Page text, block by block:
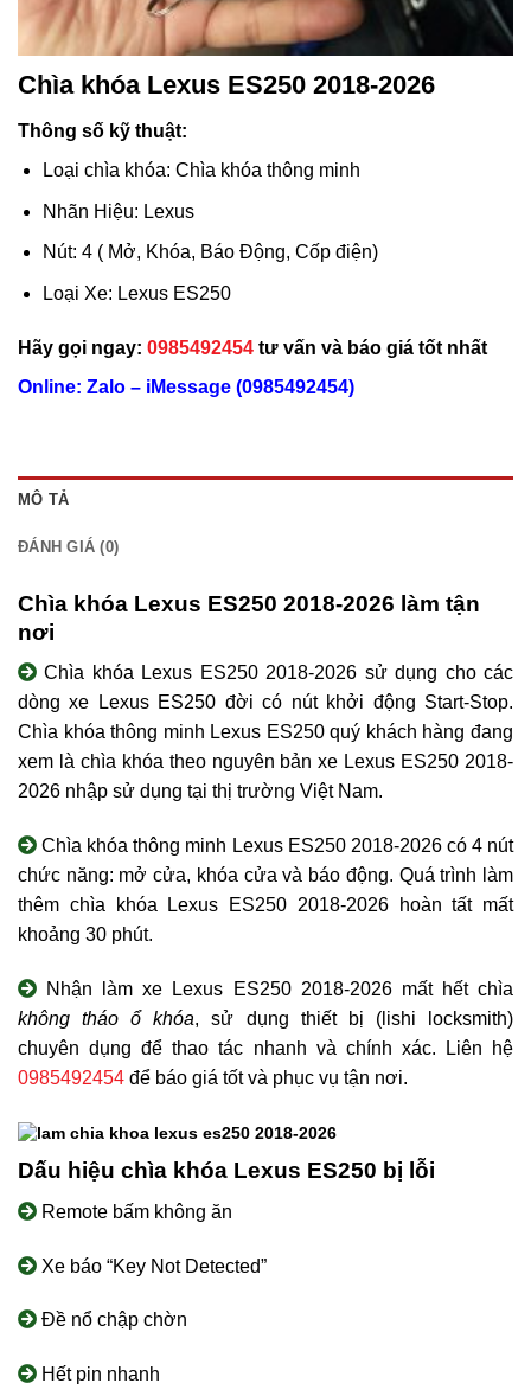
Chìa khóa Lexus ES250 2018-2026
Thông số kỹ thuật:
Loại chìa khóa: Chìa khóa thông minh
Nhãn Hiệu: Lexus
Nút: 4 ( Mở, Khóa, Báo Động, Cốp điện)
Loại Xe: Lexus ES250
Hãy gọi ngay: 0985492454 tư vấn và báo giá tốt nhất
Online: Zalo – iMessage (0985492454)
MÔ TẢ
ĐÁNH GIÁ (0)
Chìa khóa Lexus ES250 2018-2026 làm tận
nơi
Chìa khóa Lexus ES250 2018-2026 sử dụng cho các
dòng xe Lexus ES250 đời có nút khởi động Start-Stop.
Chìa khóa thông minh Lexus ES250 quý khách hàng đang
xem là chìa khóa theo nguyên bản xe Lexus ES250 2018-
2026 nhập sử dụng tại thị trường Việt Nam.
Chìa khóa thông minh Lexus ES250 2018-2026 có 4 nút
chức năng: mở cửa, khóa cửa và báo động. Quá trình làm
thêm chìa khóa Lexus ES250 2018-2026 hoàn tất mất
khoảng 30 phút.
Nhận làm xe Lexus ES250 2018-2026 mất hết chìa
không tháo ổ khóa, sử dụng thiết bị (lishi locksmith)
chuyên dụng để thao tác nhanh và chính xác. Liên hệ
0985492454 để báo giá tốt và phục vụ tận nơi.
Dấu hiệu chìa khóa Lexus ES250 bị lỗi
Remote bấm không ăn
Xe báo “Key Not Detected”
Đề nổ chập chờn
Hết pin nhanh